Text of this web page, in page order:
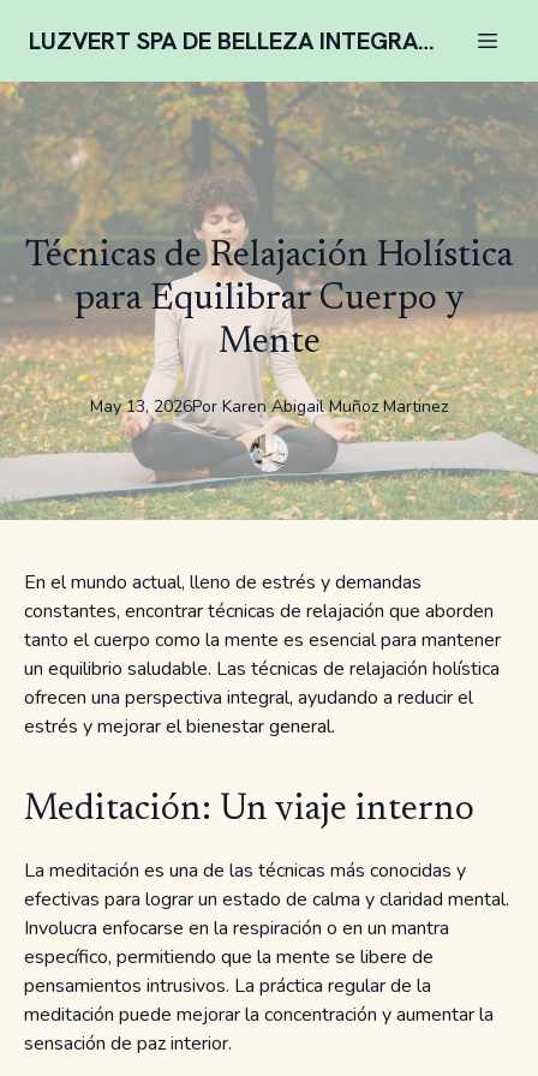
LUZVERT SPA DE BELLEZA INTEGRAL COMPLENTARIA
Técnicas de Relajación Holística
para Equilibrar Cuerpo y
Mente
May 13, 2026Por Karen Abigail Muñoz Martinez
En el mundo actual, lleno de estrés y demandas
constantes, encontrar técnicas de relajación que aborden
tanto el cuerpo como la mente es esencial para mantener
un equilibrio saludable. Las técnicas de relajación holística
ofrecen una perspectiva integral, ayudando a reducir el
estrés y mejorar el bienestar general.
Meditación: Un viaje interno
La meditación es una de las técnicas más conocidas y
efectivas para lograr un estado de calma y claridad mental.
Involucra enfocarse en la respiración o en un mantra
específico, permitiendo que la mente se libere de
pensamientos intrusivos. La práctica regular de la
meditación puede mejorar la concentración y aumentar la
sensación de paz interior.